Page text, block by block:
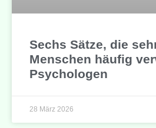
Sechs Sätze, die
Menschen häufig
Psychologen
28 März 2026